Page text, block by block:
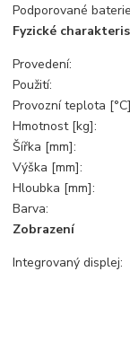
Podporované
Fyzické
Provedení:
Použití:
Provozní teplota
Hmotnost [kg]:
Šířka [mm]:
Výška [mm]:
Hloubka [mm]:
Barva:
Zobrazení
Integrovaný displej: